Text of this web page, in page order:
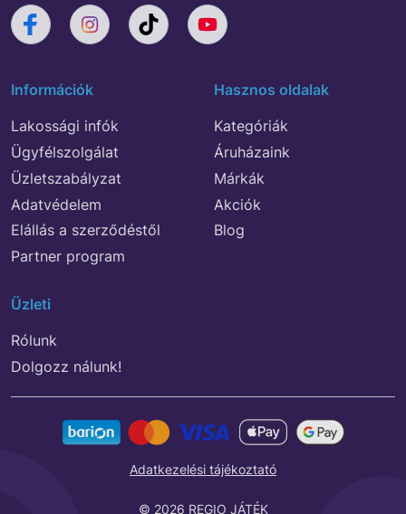
Információk
Lakossági infók
Ügyfélszolgálat
Üzletszabályzat
Adatvédelem
Elállás a szerződéstől
Partner program
Hasznos oldalak
Kategóriák
Áruházaink
Márkák
Akciók
Blog
Üzleti
Rólunk
Dolgozz nálunk!
© 2026 REGIO JÁTÉK
Adatkezelési tájékoztató